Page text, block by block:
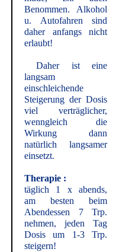
Benommen. Alkohol
u. Autofahren sind
daher anfangs nicht
erlaubt!
Daher ist eine
langsam
einschleichende
Steigerung der Dosis
viel verträglicher,
wenngleich die
Wirkung dann
natürlich langsamer
einsetzt.
Therapie :
täglich 1 x abends,
am besten beim
Abendessen 7 Trp.
nehmen, jeden Tag
Dosis um 1-3 Trp.
steigern!